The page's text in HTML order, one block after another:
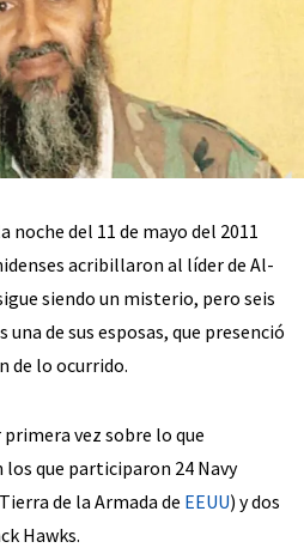
del 11 de mayo del 2011
acribillaron al líder de Al-
siendo un misterio, pero seis
una de sus esposas, que presenció
de lo ocurrido.
vez sobre lo que
los que participaron 24 Navy
de la Armada de EEUU) y dos
Hawks.